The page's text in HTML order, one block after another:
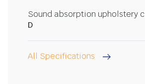
Sound absorption upholstery
D
All Specifications